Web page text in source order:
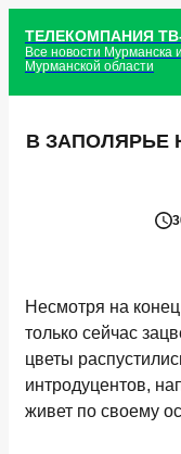
ТЕЛЕКОМПАНИЯ
Все новости Мурманска и
Мурманской области
В ЗАПОЛЯРЬЕ
Несмотря на
только сейчас
цветы
интродуцентов,
живет по своему